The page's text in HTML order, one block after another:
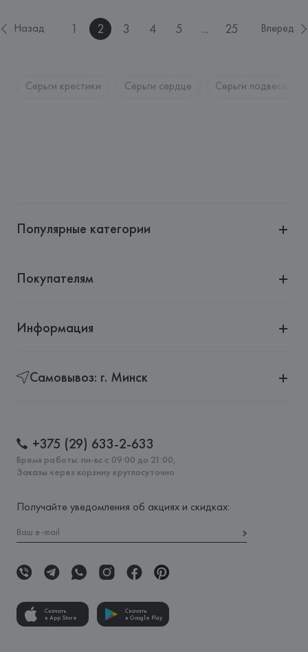
Назад 1 2 3 4 5 ... 25 Вперед
Серьги крестики Cерьги сердце Серьги подвески
Популярные категории
Покупателям
Информация
Самовывоз: г. Минск
+375 (29) 633-2-633
Время работы: пн-вс с 09:00 до 21:00,
Заказы через корзину круглосуточно
Получайте уведомления об акциях и скидках:
Скачать
в App Store
Скачать
в Google Play